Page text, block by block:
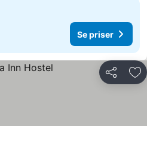
Se priser
Dela